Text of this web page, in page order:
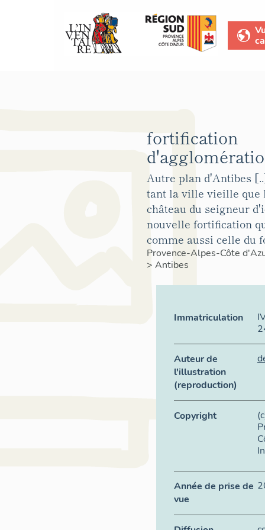
fortification
Autre plan d'Antibes
tant la ville vieille que
château du seigneur
nouvelle fortification
comme aussi celle du
Provence-Alpes-Côte
> Antibes
Immatriculation
Auteur de
l'illustration
(reproduction)
Copyright
Année de prise de
vue